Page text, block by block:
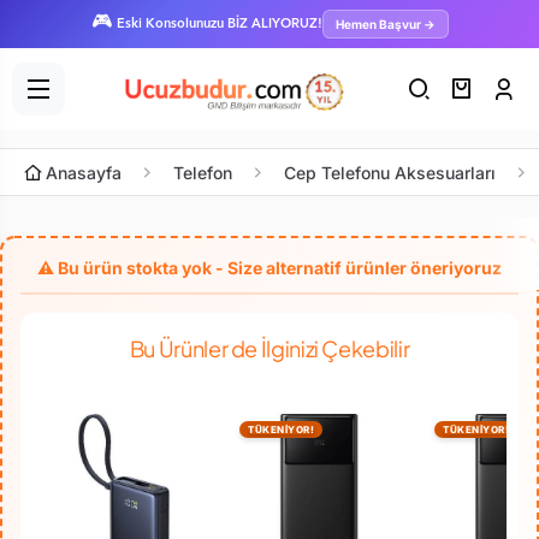
🎮 Eski Konsolunuzu BİZ ALIYORUZ! Hemen Başvur →
Anasayfa Telefon Cep Telefonu Aksesuarları
Bu Ürünler de İlginizi Çekebilir
TÜKENİYOR! TÜKENİYOR!